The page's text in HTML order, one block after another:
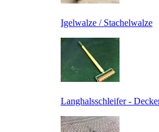
Igelwalze / Stachelwalze
Langhalsschleifer -